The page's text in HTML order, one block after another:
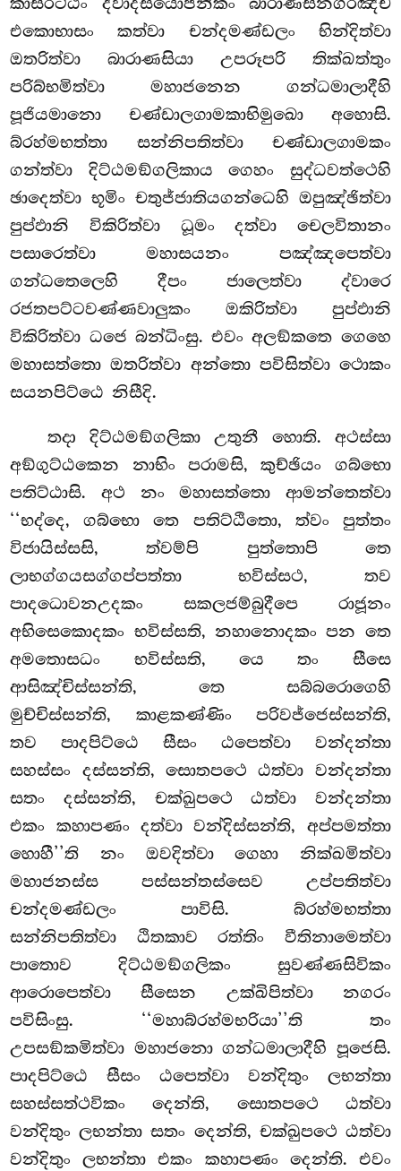
එකොභාසං කත්වා චන්දමණ්ඩලං භින්දිත්වා
ඔතරිත්වා බාරාණසියා උපරූපරි තික්ඛත්තුං
පරිබ්භමිත්වා මහාජනෙන ගන්ධමාලාදීහි
පූජියමානො චණ්ඩාලගාමකාභිමුඛො අහොසි.
බ්රහ්මභත්තා සන්නිපතිත්වා චණ්ඩාලගාමකං
ගන්ත්වා දිට්ඨමඞ්ගලිකාය ගෙහං සුද්ධවත්ථෙහි
ඡාදෙත්වා භූමිං චතුජ්ජාතියගන්ධෙහි ඔපුඤ්ඡිත්වා
පුප්ඵානි විකිරිත්වා ධූමංදත්වා චෙලවිතානං
පසාරෙත්වා මහාසයනං පඤ්ඤපෙත්වා
ගන්ධතෙලෙහි දීපං ජාලෙත්වා ද්වාරෙ
රජතපට්ටවණ්ණවාලුකං ඔකිරිත්වා පුප්ඵානි
විකිරිත්වා ධජෙ බන්ධිංසු. එවං අලඞ්කතෙ ගෙහෙ
මහාසත්තො ඔතරිත්වා අන්තො පවිසිත්වා ථොකං
සයනපිට්ඨෙ නිසීදි.
තදා දිට්ඨමඞ්ගලිකා උතුනී හොති. අථස්සා
අඞ්ගුට්ඨකෙන නාභිං පරාමසි, කුච්ඡියං ගබ්භො
පතිට්ඨාසි. අථ නං මහාසත්තො ආමන්තෙත්වා
‘‘භද්දෙ, ගබ්භො තෙ පතිට්ඨිතො, ත්වං පුත්තං
විජායිස්සසි, ත්වම්පි පුත්තොපි තෙ
ලාභග්ගයසග්ගප්පත්තා භවිස්සථ, තව
පාදධොවනඋදකං සකලජම්බුදීපෙ රාජූනං
අභිසෙකොදකං භවිස්සති, නහානොදකං පන තෙ
අමතොසධං භවිස්සති, යෙ තං සීසෙ
ආසිඤ්චිස්සන්ති, තෙ සබ්බරොගෙහි
මුච්චිස්සන්ති, කාළකණ්ණිං පරිවජ්ජෙස්සන්ති,
තව පාදපිට්ඨෙ සීසං ඨපෙත්වා වන්දන්තා
සහස්සං දස්සන්ති, සොතපථෙ ඨත්වා වන්දන්තා
සතං දස්සන්ති, චක්ඛුපථෙ ඨත්වා වන්දන්තා
එකං කහාපණං දත්වා වන්දිස්සන්ති, අප්පමත්තා
හොහී’’ති නං ඔවදිත්වා ගෙහා නික්ඛමිත්වා
මහාජනස්ස පස්සන්තස්සෙව උප්පතිත්වා
චන්දමණ්ඩලං පාවිසි. බ්රහ්මභත්තා
සන්නිපතිත්වා ඨිතකාව රත්තිං වීතිනාමෙත්වා
පාතොව දිට්ඨමඞ්ගලිකං සුවණ්ණසිවිකං
ආරොපෙත්වා සීසෙන උක්ඛිපිත්වා නගරං
පවිසිංසු. ‘‘මහාබ්රහ්මභරියා’’ති තං
උපසඞ්කමිත්වා මහාජනො ගන්ධමාලාදීහි පූජෙසි.
පාදපිට්ඨෙ සීසං ඨපෙත්වා වන්දිතුං ලභන්තා
සහස්සත්ථවිකං දෙන්ති, සොතපථෙ ඨත්වා
වන්දිතුං ලභන්තා සතං දෙන්ති, චක්ඛුපථෙ ඨත්වා
වන්දිතුං ලභන්තා එකං කහාපණං දෙන්ති. එවං